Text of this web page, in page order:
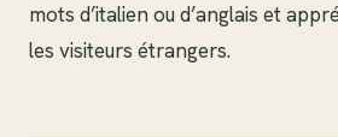
mots d’italien ou d’anglais et
les visiteurs étrangers.